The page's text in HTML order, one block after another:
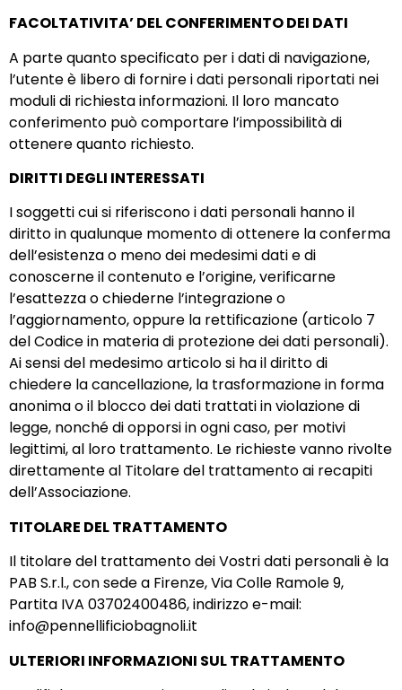
FACOLTATIVITA’ DEL CONFERIMENTO DEI DATI
A parte quanto specificato per i dati di navigazione,
l’utente è libero di fornire i dati personali riportati nei
moduli di richiesta informazioni. Il loro mancato
conferimento può comportare l’impossibilità di
ottenere quanto richiesto.
DIRITTI DEGLI INTERESSATI
I soggetti cui si riferiscono i dati personali hanno il
diritto in qualunque momento di ottenere la conferma
dell’esistenza o meno dei medesimi dati e di
conoscerne il contenuto e l’origine, verificarne
l’esattezza o chiederne l’integrazione o
l’aggiornamento, oppure la rettificazione (articolo 7
del Codice in materia di protezione dei dati personali).
Ai sensi del medesimo articolo si ha il diritto di
chiedere la cancellazione, la trasformazione in forma
anonima o il blocco dei dati trattati in violazione di
legge, nonché di opporsi in ogni caso, per motivi
legittimi, al loro trattamento. Le richieste vanno rivolte
direttamente al Titolare del trattamento ai recapiti
dell’Associazione.
TITOLARE DEL TRATTAMENTO
Il titolare del trattamento dei Vostri dati personali è la
PAB S.r.l., con sede a Firenze, Via Colle Ramole 9,
Partita IVA 03702400486, indirizzo e-mail:
info@pennellificiobagnoli.it
ULTERIORI INFORMAZIONI SUL TRATTAMENTO